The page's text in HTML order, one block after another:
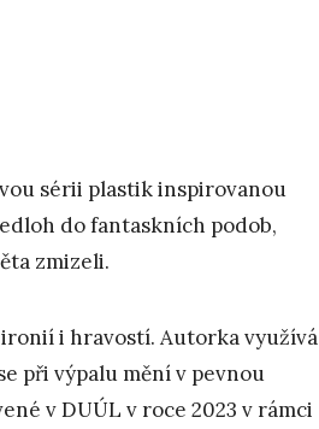
sérii plastik inspirovanou
do fantaskních podob,
zmizeli.
i hravostí. Autorka využívá
při výpalu mění v pevnou
v DUÚL v roce 2023 v rámci